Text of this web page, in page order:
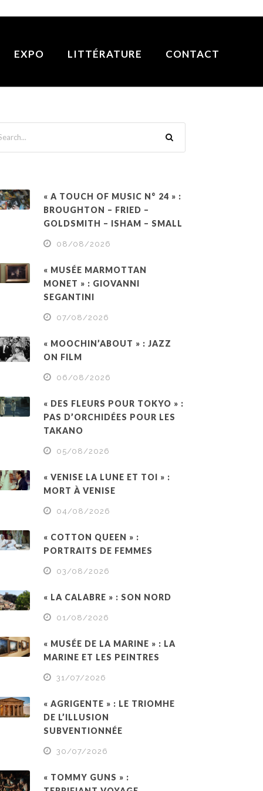
EXPO LITTÉRATURE CONTACT
« A TOUCH OF MUSIC N° 24 » :
BROUGHTON – FRIED –
GOLDSMITH – ISHAM – SMALL
08/08/2026
« MUSÉE MARMOTTAN
MONET » : GIOVANNI
SEGANTINI
07/08/2026
« MOOCHIN’ABOUT » : JAZZ
ON FILM
06/08/2026
« DES FLEURS POUR TOKYO » :
PAS D’ORCHIDÉES POUR LES
TAKANO
05/08/2026
« VENISE LA LUNE ET TOI » :
MORT À VENISE
04/08/2026
« COTTON QUEEN » :
PORTRAITS DE FEMMES
03/08/2026
« LA CALABRE » : SON NORD
01/08/2026
« MUSÉE DE LA MARINE » : LA
MARINE ET LES PEINTRES
31/07/2026
« AGRIGENTE » : LE TRIOMHE
DE L’ILLUSION
SUBVENTIONNÉE
30/07/2026
« TOMMY GUNS » :